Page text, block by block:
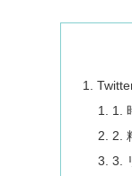
1.
2.
3.